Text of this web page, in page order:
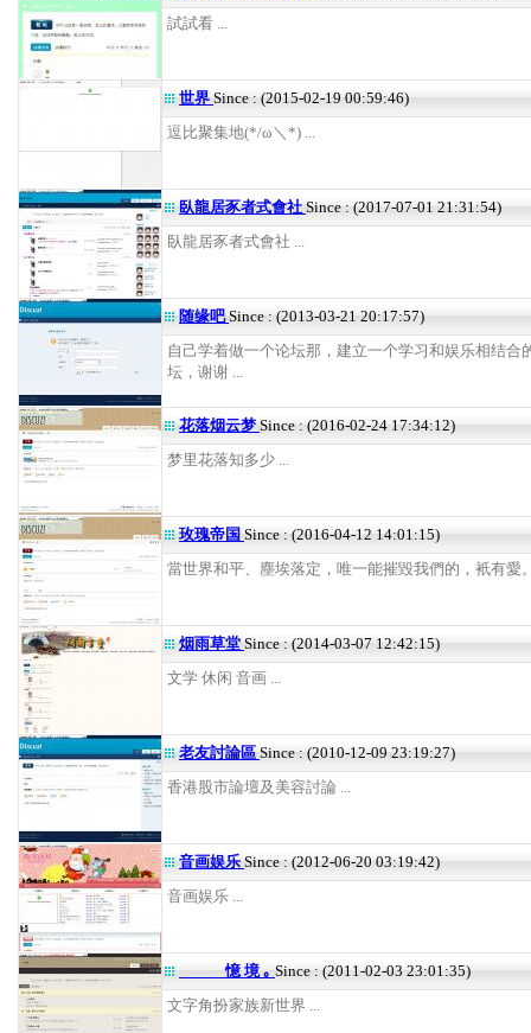
試試看 ...
世界Since : (2015-02-19 00:59:46)
逗比聚集地(*/ω＼*) ...
臥龍居豕者式會社Since : (2017-07-01 21:31:54)
臥龍居豕者式會社 ...
随缘吧Since : (2013-03-21 20:17:57)
自己学着做一个论坛那，建立一个学习和娱乐相结合
坛，谢谢 ...
花落烟云梦Since : (2016-02-24 17:34:12)
梦里花落知多少 ...
玫瑰帝国 Since : (2016-04-12 14:01:15)
當世界和平、塵埃落定，唯一能摧毀我們的，衹有愛
烟雨草堂 Since : (2014-03-07 12:42:15)
文学 休闲 音画 ...
老友討論區 Since : (2010-12-09 23:19:27)
香港股市論壇及美容討論 ...
音画娱乐 Since : (2012-06-20 03:19:42)
音画娱乐 ...
憶 境 ｡ Since : (2011-02-03 23:01:35)
文字角扮家族新世界 ...